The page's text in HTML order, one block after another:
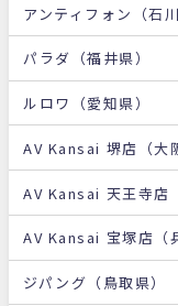
アンティフォン（石川
パラダ（福井県）
ルロワ（愛知県）
AV Kansai 堺店（大
AV Kansai 天王寺店
AV Kansai 宝塚店（
ジパング（鳥取県）